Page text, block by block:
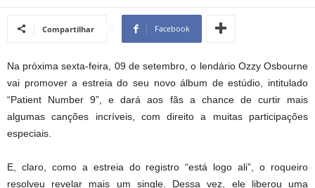
Compartilhar Facebook
Na próxima sexta-feira, 09 de setembro, o lendário Ozzy Osbourne
vai promover a estreia do seu novo álbum de estúdio, intitulado
“Patient Number 9”, e dará aos fãs a chance de curtir mais
algumas canções incríveis, com direito a muitas participações
especiais.
E, claro, como a estreia do registro “está logo ali”, o roqueiro
resolveu revelar mais um single. Dessa vez, ele liberou uma